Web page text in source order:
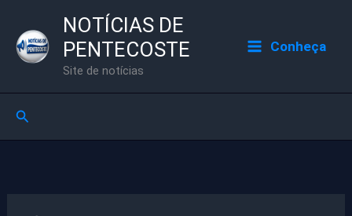
para
NOTÍCIAS DE
PENTECOSTE
Site de notícias
Conheça
Pesquisar